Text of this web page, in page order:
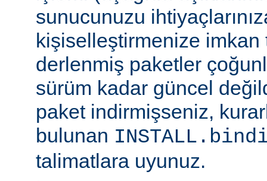
sunucunuzu
kişiselleştirmenize imkan
derlenmiş paketler
sürüm kadar güncel
paket indirmişseniz,
bulunan
talimatlara uyunuz.